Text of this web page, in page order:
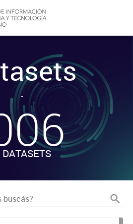
-
DATASETS